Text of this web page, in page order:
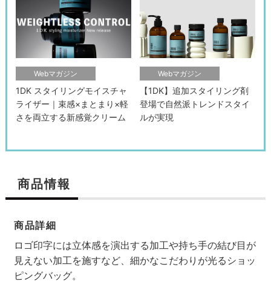
Webマガジン
1DK スタイリングモイスチャ
ライザー｜束感×まとまり×軽
さを両立する新感覚クリーム
Webマガジン
【1DK】追加スタイリング剤
登場で自然派トレンドスタイ
ルが実現
商品情報
商品詳細
ロゴ印字には立体感を演出する加工や持ち手の結び目が
見えない加工を施すなど、細かなこだわりが光るショッ
ピングバッグ。